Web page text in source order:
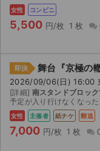
女性 コンビニ
5,500 円/枚 1 枚
即決 舞台『京極の
2026/09/06(日) 16:00
[詳細] 南スタンドブロック
予定が入り行けなくなった
女性 主催者 紙チケ 郵送
7,000 円/枚 1 枚